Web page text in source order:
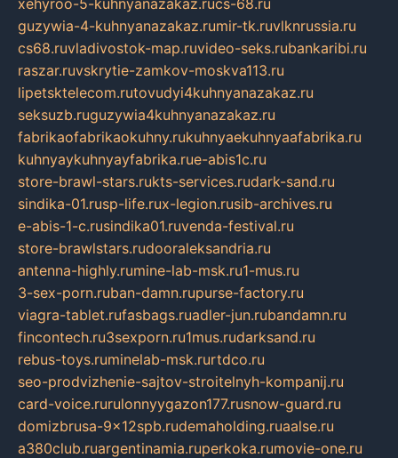
guzywia-4-kuhnyanazakaz.rumir-tk.ruvlknrussia.ru
cs68.ruvladivostok-map.ruvideo-seks.rubankaribi.ru
raszar.ruvskrytie-zamkov-moskva113.ru
lipetsktelecom.rutovudyi4kuhnyanazakaz.ru
seksuzb.ruguzywia4kuhnyanazakaz.ru
fabrikaofabrikaokuhny.rukuhnyaekuhnyaafabrika.ru
kuhnyaykuhnyayfabrika.rue-abis1c.ru
store-brawl-stars.rukts-services.rudark-sand.ru
sindika-01.rusp-life.rux-legion.rusib-archives.ru
e-abis-1-c.rusindika01.ruvenda-festival.ru
store-brawlstars.rudooraleksandria.ru
antenna-highly.rumine-lab-msk.ru1-mus.ru
3-sex-porn.ruban-damn.rupurse-factory.ru
viagra-tablet.rufasbags.ruadler-jun.rubandamn.ru
fincontech.ru3sexporn.ru1mus.rudarksand.ru
rebus-toys.ruminelab-msk.rurtdco.ru
seo-prodvizhenie-sajtov-stroitelnyh-kompanij.ru
card-voice.rurulonnyygazon177.rusnow-guard.ru
domizbrusa-9x12spb.rudemaholding.ruaalse.ru
a380club.ruargentinamia.ruperkoka.rumovie-one.ru